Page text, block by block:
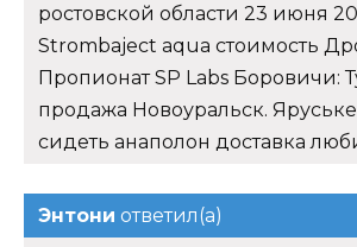
ростовской области 23 июня
Strombaject aqua стоимость
Пропионат SP Labs Боровичи:
продажа Новоуральск.
сидеть анаполон доставка
Энтони ответил(а)